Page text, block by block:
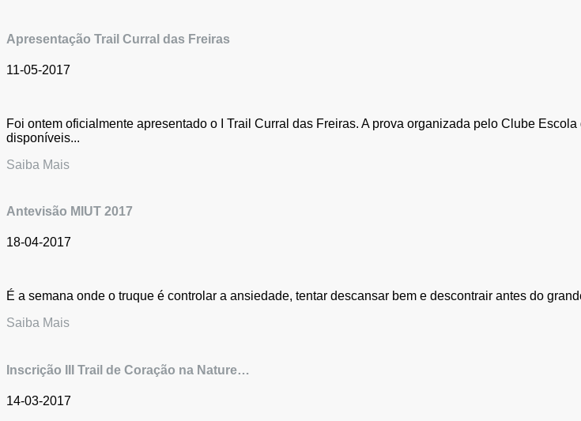
Apresentação Trail Curral das Freiras
11-05-2017
Foi ontem oficialmente apresentado o I Trail Curral das Freiras. A prova organizada pelo Clube
disponíveis...
Saiba Mais
Antevisão MIUT 2017
18-04-2017
É a semana onde o truque é controlar a ansiedade, tentar descansar bem e descontrair antes do
Saiba Mais
Inscrição III Trail de Coração na Nature…
14-03-2017